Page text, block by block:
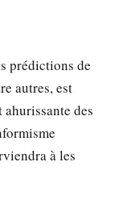
prédictions de
autres, est
des
à les